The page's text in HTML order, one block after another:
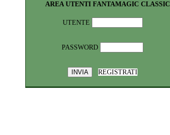
AREA UTENTI FANTAMAGIC CLASSIC
UTENTE
PASSWORD
REGISTRATI